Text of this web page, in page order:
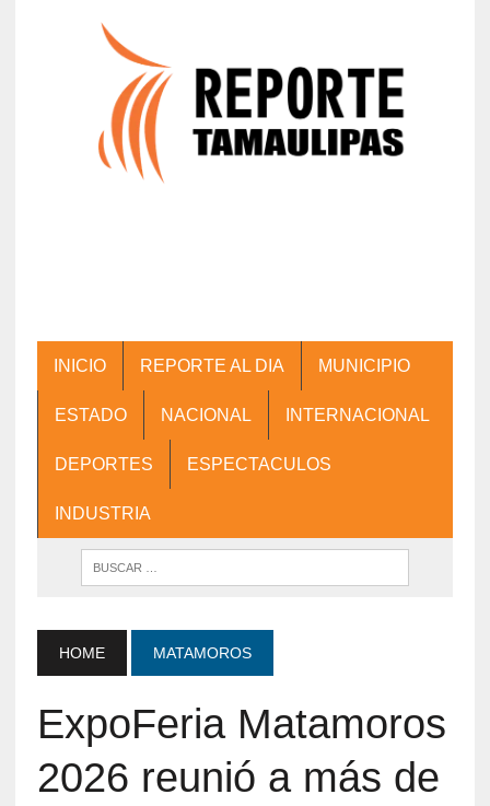
INICIO REPORTE AL DIA MUNICIPIO
ESTADO NACIONAL INTERNACIONAL
DEPORTES ESPECTACULOS
INDUSTRIA
HOME MATAMOROS
ExpoFeria Matamoros
2026 reunió a más de